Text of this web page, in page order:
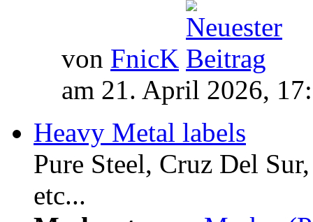
von FnicK
am 21. April 2026,
Heavy Metal labels
Pure Steel, Cruz Del
etc...